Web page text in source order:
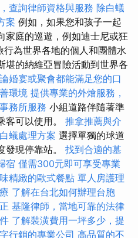
查詢律師資格與服務 除白蟻
案 例如，如果您和孩子一起
家庭的巡遊，例如迪士尼或狂
為世界各地的個人和團體水
堪的納維亞冒險活動到世界各
婚宴或聚會都能滿足您的口
環境 提供專業的外燴服務，
務所服務 小組道路伴隨著準
客可以使用。 推拿推薦與介
蟻處理方案 選擇單獨的球道
發現停靠站。 找到合適的墓
宿 僅需300元即可享受專業
精緻的歐式餐點 單人房護理
了解在台北如何辦理台胞
基隆律師，當地可靠的法律
了解裝潢費用一坪多少，提
行銷的專業公司 高品質的不